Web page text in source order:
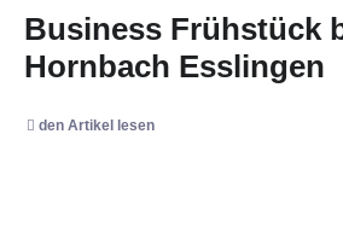
Business Frühstück
Hornbach Esslingen
den Artikel lesen